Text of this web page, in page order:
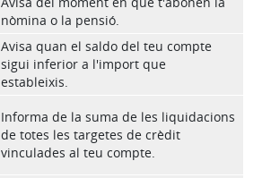
nòmina o la pensió.
Avisa quan el saldo del teu compte
sigui inferior a l'import que
estableixis.
Informa de la suma de les liquidacions
de totes les targetes de crèdit
vinculades al teu compte.